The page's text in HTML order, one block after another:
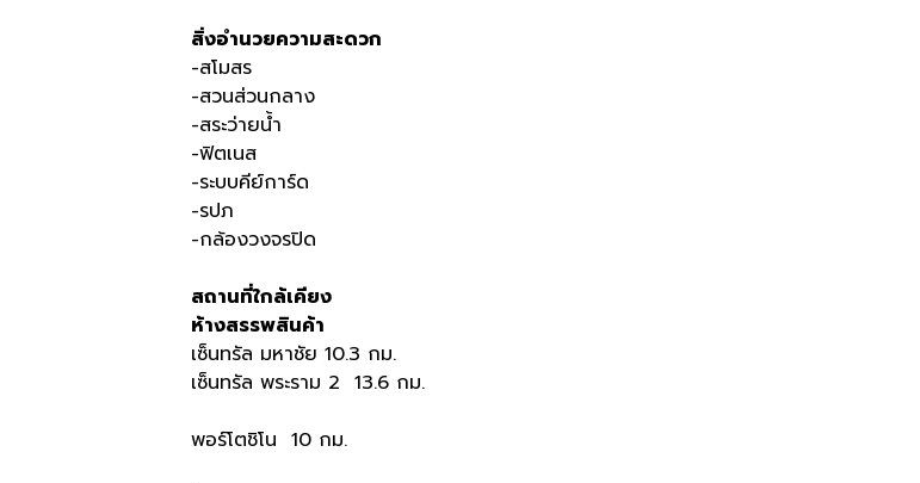
สิ่งอำนวยความสะดวก
-สโมสร
-สวนส่วนกลาง
-สระว่ายน้ำ
-ฟิตเนส
-ระบบคีย์การ์ด
-รปภ
-กล้องวงจรปิด
สถานที่ใกล้เคียง
ห้างสรรพสินค้า
เซ็นทรัล มหาชัย 10.3 กม.
เซ็นทรัล พระราม 2 13.6 กม.
พอร์โตชิโน 10 กม.